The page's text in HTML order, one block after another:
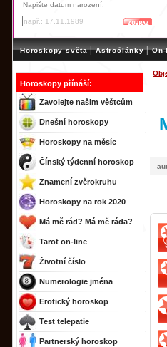
Napište datum narození:
Horoskopy světa | Astročlánky |
Horoskopy přínáší:
Zavolejte našim věštcům
Dnešní horoskopy
Horoskopy na měsíc
Čínský týdenní horoskop
Znamení zvěrokruhu
Horoskopy na rok 2020
Má mě rád? Má mě ráda?
Tarot on-line
Životní číslo
Numerologie jména
Erotický horoskop
Test telepatie
Partnerský horoskop